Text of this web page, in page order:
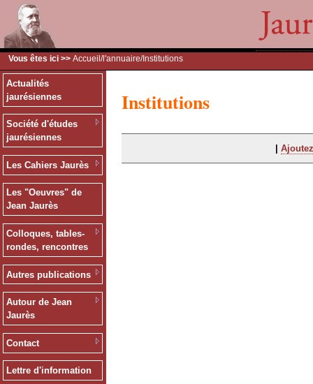
Vous êtes ici >> Accueil /l'annuaire/Institutions
Actualités
jaurésiennes
Société d'études
jaurésiennes
Les Cahiers Jaurès
Les "Oeuvres" de
Jean Jaurès
Colloques, tables-
rondes, rencontres
Autres publications
Autour de Jean
Jaurès
Contact
Lettre d'information
Institutions
|